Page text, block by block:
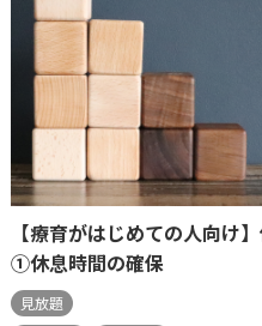
【療育がはじめての人向け
①休息時間の確保
見放題